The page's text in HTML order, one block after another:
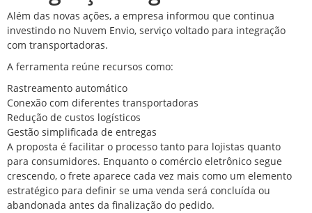
Além das novas ações, a empresa informou que continua
investindo no Nuvem Envio, serviço voltado para integração
com transportadoras.
A ferramenta reúne recursos como:
Rastreamento automático
Conexão com diferentes transportadoras
Redução de custos logísticos
Gestão simplificada de entregas
A proposta é facilitar o processo tanto para lojistas quanto
para consumidores. Enquanto o comércio eletrônico segue
crescendo, o frete aparece cada vez mais como um elemento
estratégico para definir se uma venda será concluída ou
abandonada antes da finalização do pedido.